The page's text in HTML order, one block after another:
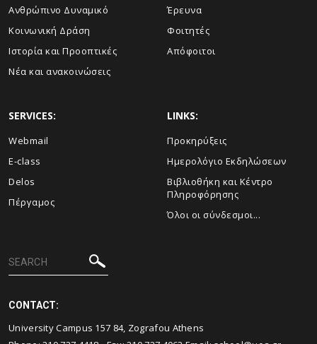
Ανθρώπινο Δυναμικό
Κοινωνική Δράση
Ιστορία και Προοπτικές
Νέα και ανακοινώσεις
Έρευνα
Φοιτητές
Απόφοιτοι
SERVICES:
Webmail
E-class
Delos
Πέργαμος
LINKS:
Προκηρύξεις
Ημερολόγιο Εκδηλώσεων
Βιβλιοθήκη και Κέντρο
Πληροφόρησης
Όλοι οι σύνδεσμοι...
CONTACT:
University Campus 157 84, Zografou Athens